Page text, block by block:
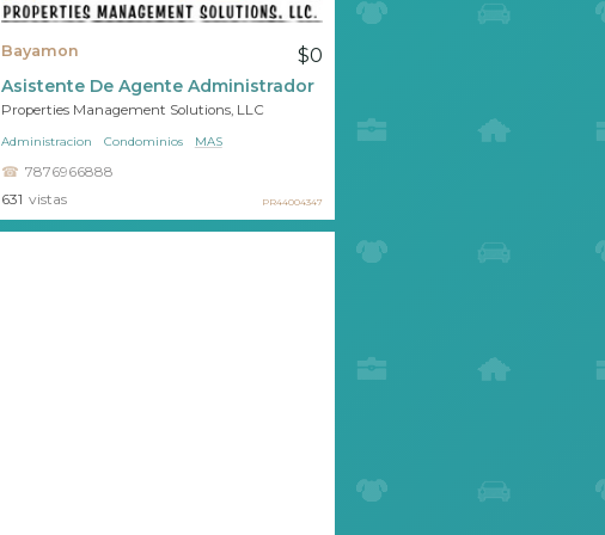
Bayamon $0
Asistente De Agente Administrador
Properties Management Solutions, LLC
7876966888
Administracion Condominios MAS
631 vistas PR44004347